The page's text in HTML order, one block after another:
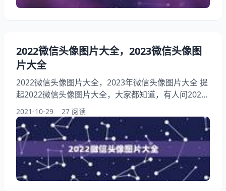
2、更流行
2022微信头像图片大全，2023微信头像图
片大全
2022微信头像图片大全，2023年微信头像图片大全 提
起2022微信头像图片大全，大家都知道，有人问2022
微信头像图片大全，另外，还有人想问微信头像奋斗图
片，你知道这是怎么回事？其实微信头像男大全，下面
就一起来看看2023年微信头像图片大全，希望能够帮
助到大家！ 1、微信头像奋斗图片 问：微信头像奋斗
图片 答：一般代表的奋斗的微信图像，分享给你： 小
男孩，用的最多的 适合分度的男性
2021-10-29 27 阅读